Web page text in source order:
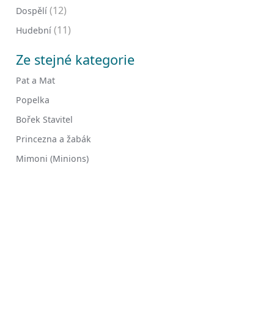
Dospělí (12)
Hudební (11)
Ze stejné kategorie
Pat a Mat
Popelka
Bořek Stavitel
Princezna a žabák
Mimoni (Minions)